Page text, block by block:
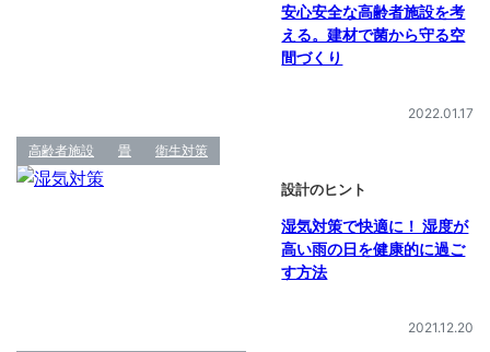
安心安全な高齢者施設を考
える。建材で菌から守る空
間づくり
2022.01.17
高齢者施設 畳 衛生対策
設計のヒント
湿気対策で快適に！ 湿度が
高い雨の日を健康的に過ご
す方法
2021.12.20